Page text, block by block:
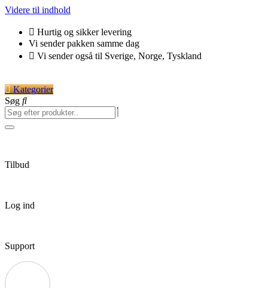
Videre til indhold
Hurtig og sikker levering
Vi sender pakken samme dag
Vi sender også til Sverige, Norge, Tyskland
Kategorier
Søg
Tilbud
Log ind
Support